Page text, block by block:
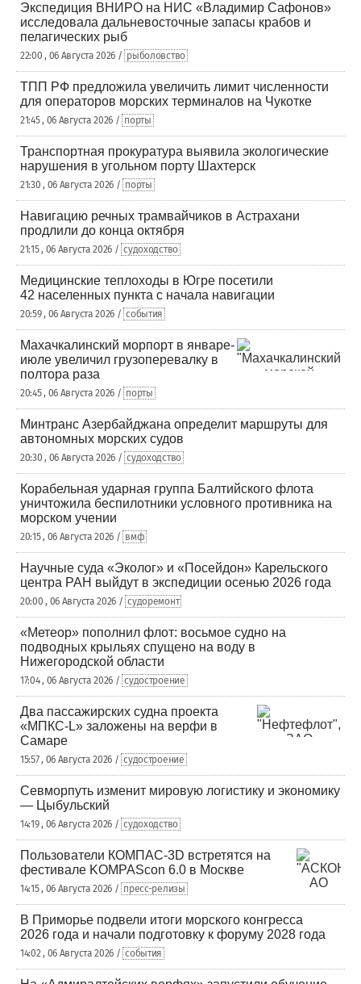
Экспедиция ВНИРО на НИС «Владимир Сафонов»
исследовала дальневосточные запасы крабов и
пелагических рыб
22:00 , 06 Августа 2026 / рыболовство
ТПП РФ предложила увеличить лимит численности
для операторов морских терминалов на Чукотке
21:45 , 06 Августа 2026 / порты
Транспортная прокуратура выявила экологические
нарушения в угольном порту Шахтерск
21:30 , 06 Августа 2026 / порты
Навигацию речных трамвайчиков в Астрахани
продлили до конца октября
21:15 , 06 Августа 2026 / судоходство
Медицинские теплоходы в Югре посетили
42 населенных пункта с начала навигации
20:59 , 06 Августа 2026 / события
Махачкалинский морпорт в январе-
июле увеличил грузоперевалку в
полтора раза
20:45 , 06 Августа 2026 / порты
Минтранс Азербайджана определит маршруты для
автономных морских судов
20:30 , 06 Августа 2026 / судоходство
Корабельная ударная группа Балтийского флота
уничтожила беспилотники условного противника на
морском учении
20:15 , 06 Августа 2026 / вмф
Научные суда «Эколог» и «Посейдон» Карельского
центра РАН выйдут в экспедиции осенью 2026 года
20:00 , 06 Августа 2026 / судоремонт
«Метеор» пополнил флот: восьмое судно на
подводных крыльях спущено на воду в
Нижегородской области
17:04 , 06 Августа 2026 / судостроение
Два пассажирских судна проекта
«МПКС-L» заложены на верфи в
Самаре
15:57 , 06 Августа 2026 / судостроение
Севморпуть изменит мировую логистику и экономику
— Цыбульский
14:19 , 06 Августа 2026 / судоходство
Пользователи КОМПАС-3D встретятся на
фестивале KOMPAScon 6.0 в Москве
14:15 , 06 Августа 2026 / пресс-релизы
В Приморье подвели итоги морского конгресса
2026 года и начали подготовку к форуму 2028 года
14:02 , 06 Августа 2026 / события